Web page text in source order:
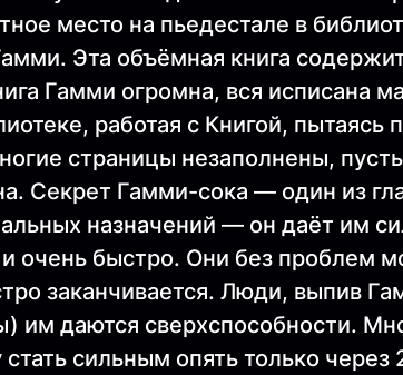
место на пьедестале в
Эта объёмная книга
Гамми огромна, вся исписана
работая с Книгой, пытаясь
страницы незаполнены,
Секрет Гамми-сока — один из
назначений — он даёт им
очень быстро. Они без проблем
заканчивается. Люди, выпив
даются сверхспособности.
сильным опять только